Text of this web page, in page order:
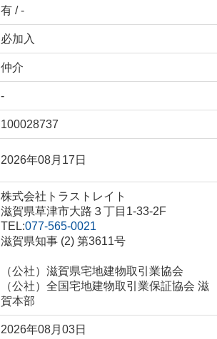
有 / -
必加入
仲介
-
100028737
2026年08月17日
株式会社トラストレイト
滋賀県草津市大路３丁目1-33-2F
TEL:077-565-0021
滋賀県知事 (2) 第3611号
（公社）滋賀県宅地建物取引業協会
（公社）全国宅地建物取引業保証協会 滋
賀本部
2026年08月03日